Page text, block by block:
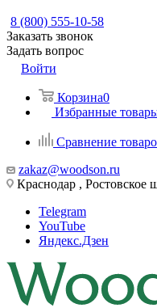
8 (800) 555-10-58
Заказать звонок
Задать вопрос
Войти
Корзина0
Избранные
Сравнение
zakaz@woodson.ru
Краснодар , Ростовское
Telegram
YouTube
Яндекс.Дзен